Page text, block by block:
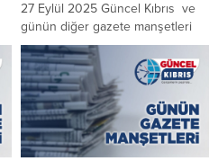
27 Eylül 2025 Güncel Kıbrıs ve
günün diğer gazete manşetleri